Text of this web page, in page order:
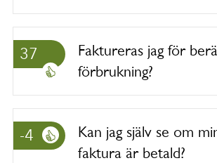
37
Faktureras jag för
förbrukning?
-4
Kan jag själv se om
faktura är betald?